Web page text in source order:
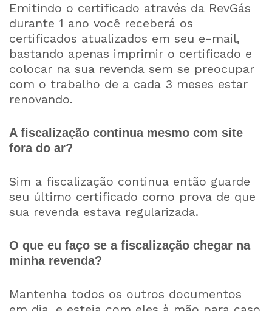
Emitindo o certificado através da RevGás
durante 1 ano você receberá os
certificados atualizados em seu e-mail,
bastando apenas imprimir o certificado e
colocar na sua revenda sem se preocupar
com o trabalho de a cada 3 meses estar
renovando.
A fiscalização continua mesmo com site
fora do ar?
Sim a fiscalização continua então guarde
seu último certificado como prova de que
sua revenda estava regularizada.
O que eu faço se a fiscalização chegar na
minha revenda?
Mantenha todos os outros documentos